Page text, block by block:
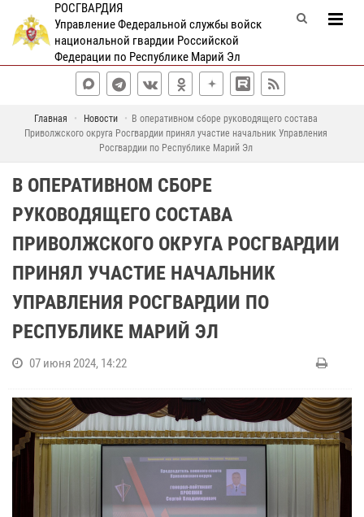
РОСГВАРДИЯ
Управление Федеральной службы войск
национальной гвардии Российской
Федерации по Республике Марий Эл
Главная Новости
В оперативном сборе руководящего состава
Приволжского округа Росгвардии принял участие начальник Управления
Росгвардии по Республике Марий Эл
В ОПЕРАТИВНОМ СБОРЕ
РУКОВОДЯЩЕГО СОСТАВА
ПРИВОЛЖСКОГО ОКРУГА РОСГВАРДИИ
ПРИНЯЛ УЧАСТИЕ НАЧАЛЬНИК
УПРАВЛЕНИЯ РОСГВАРДИИ ПО
РЕСПУБЛИКЕ МАРИЙ ЭЛ
07 июня 2024, 14:22